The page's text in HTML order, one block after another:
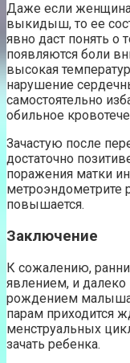
Даже если женщина
выкидыш, то ее
явно даст понять о
появляются боли
высокая
нарушение
самостоятельно
обильное
Зачастую после
достаточно
поражения матки
повышается.
Заключение
К сожалению,
явлением, и далеко
рождением
парам приходится
менструальных
зачать ребенка.